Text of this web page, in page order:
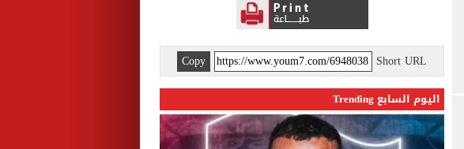
Short URL
Copy
اليوم السابع Trending